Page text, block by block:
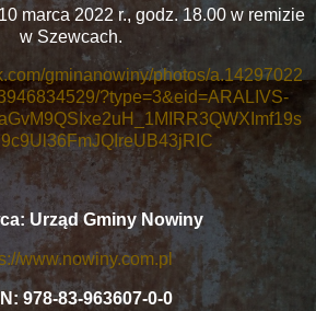
marca 2022 r., godz. 18.00 w remizie
w Szewcach.
gminanowiny/photos/a.14297022
?type=3&eid=ARALIVS-
Urząd Gminy Nowiny
www.nowiny.com.pl
978-83-963607-0-0